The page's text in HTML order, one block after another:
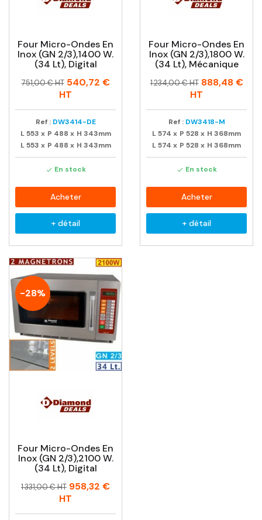
Four Micro-Ondes En
Inox (GN 2/3),1400 W.
(34 Lt), Digital
Prix
Prix
751,00 € HT 540,72 €
HT
Ref : DW3414-DE
L 553 x P 488 x H 343mm
L 553 x P 488 x H 343mm
 En stock
Acheter
+ détail
Four Micro-Ondes En
Inox (GN 2/3),1800 W.
(34 Lt), Mécanique
Prix
Prix
1 234,00 € HT 888,48 €
HT
Ref : DW3418-M
L574 x P 528 x H 368mm
L574 x P 528 x H 368mm
 En stock
Acheter
+ détail
-28%
Four Micro-Ondes En
Inox (GN 2/3),2100 W.
(34 Lt), Digital
Prix
Prix
1 331,00 € HT 958,32 €
HT